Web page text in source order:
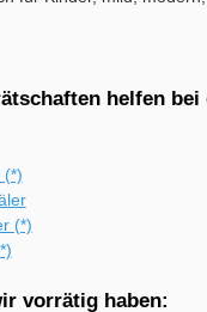
helfen bei
(*)
(*)
vorrätig haben: